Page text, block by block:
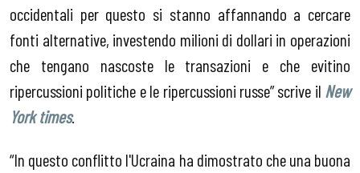
occidentali per questo si stanno affannando a cercare
fonti alternative, investendo milioni di dollari in operazioni
che tengano nascoste le transazioni e che evitino
ripercussioni politiche e le ripercussioni russe” scrive il New
York times.
“In questo conflitto l'Ucraina ha dimostrato che una buona